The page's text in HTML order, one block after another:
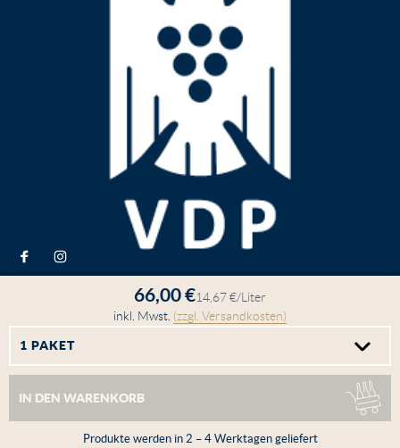
66,00 €14,67 €/Liter
inkl. Mwst. (zzgl. Versandkosten)
IN DEN WARENKORB
Produkte werden in 2 – 4 Werktagen geliefert